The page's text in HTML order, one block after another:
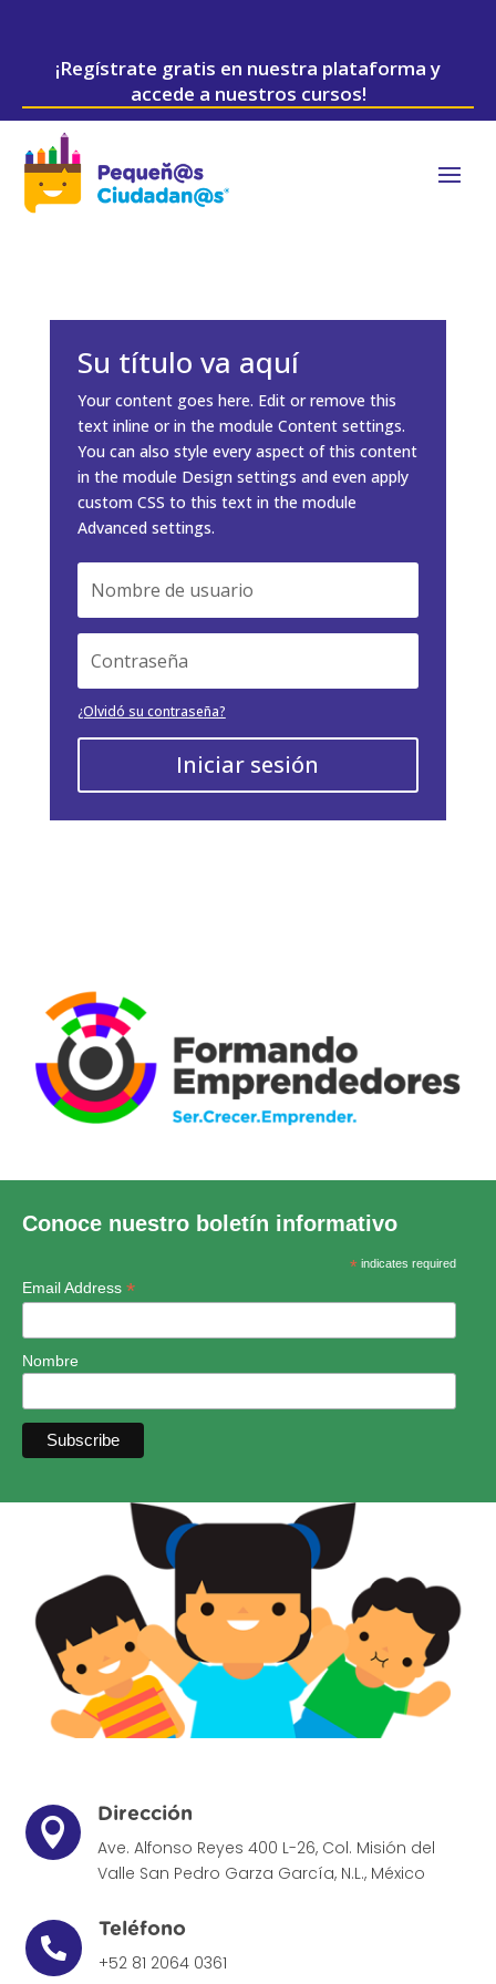
¡Regístrate gratis en nuestra plataforma y
accede a nuestros cursos!
Su título va aquí
Your content goes here. Edit or remove this
text inline or in the module Content settings.
You can also style every aspect of this content
in the module Design settings and even apply
custom CSS to this text in the module
Advanced settings.
¿Olvidó su contraseña?
Iniciar sesión
Conoce nuestro boletín informativo
*indicates required
Email Address *
Nombre

Dirección
Ave. Alfonso Reyes 400 L-26, Col. Misión del
Valle San Pedro Garza García, N.L., México

Teléfono
+52 81 2064 0361